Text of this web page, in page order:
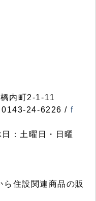
内町2-1-11
24-6226 / f
：土曜日・日曜
住設関連商品の販